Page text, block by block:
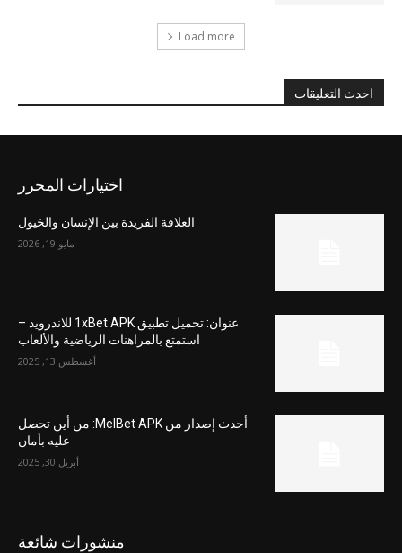
Load more
احدث التعليقات
اختيارات المحرر
العلاقة الفريدة بين الإنسان والخيول
مايو 19, 2026
عنوان: تحميل تطبيق 1xBet APK للاندرويد –
استمتع بالمراهنات الرياضية والألعاب
أغسطس 13, 2025
أحدث إصدار من MelBet APK: من أين تحصل
عليه بأمان
أبريل 30, 2025
منشورات شائعة